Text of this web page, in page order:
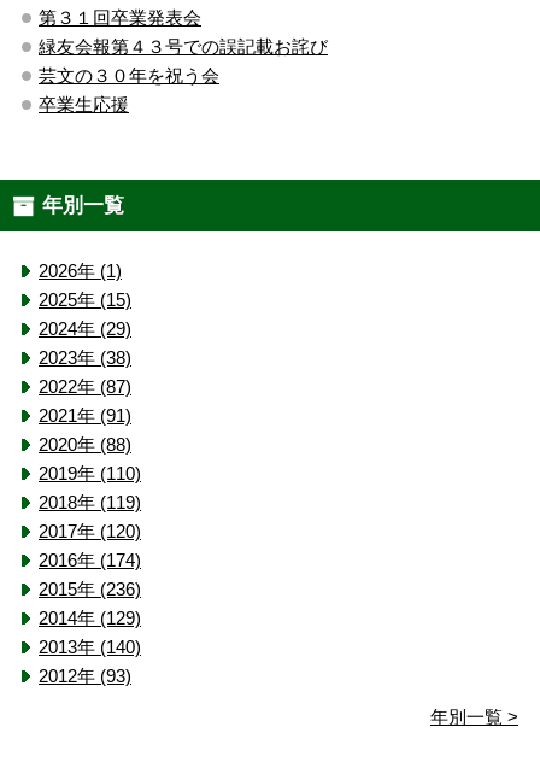
第３１回卒業発表会
緑友会報第４３号での誤記載お詫び
芸文の３０年を祝う会
卒業生応援
年別一覧
2026年 (1)
2025年 (15)
2024年 (29)
2023年 (38)
2022年 (87)
2021年 (91)
2020年 (88)
2019年 (110)
2018年 (119)
2017年 (120)
2016年 (174)
2015年 (236)
2014年 (129)
2013年 (140)
2012年 (93)
年別一覧 >